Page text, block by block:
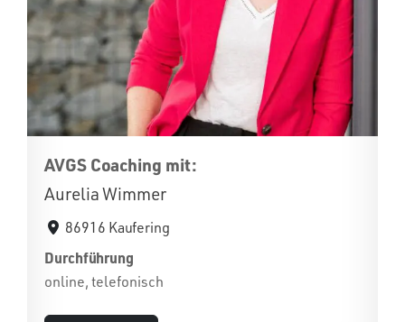
AVGS Coaching mit:
Aurelia Wimmer
86916 Kaufering
Durchführung
online, telefonisch